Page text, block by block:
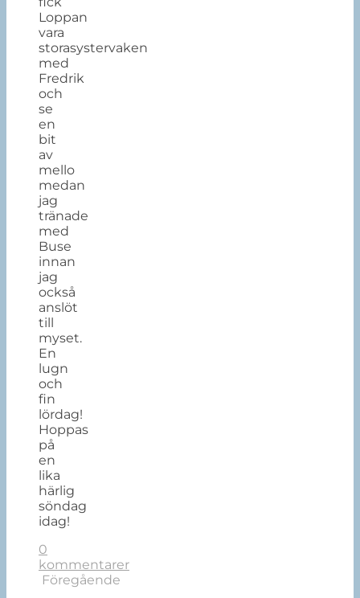
Loppan
vara
storasystervaken
med
Fredrik
och
se
en
bit
av
mello
medan
jag
tränade
med
Buse
innan
jag
också
anslöt
till
myset.
En
lugn
och
fin
lördag!
Hoppas
på
en
lika
härlig
söndag
idag!
0
kommentarer
Föregående